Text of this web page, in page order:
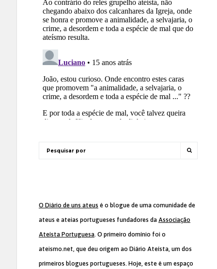
O Diário de uns ateus é o blogue de uma comunidade de
ateus e ateias portugueses fundadores da Associação
Ateísta Portuguesa. O primeiro domínio foi o
ateismo.net, que deu origem ao Diário Ateísta, um dos
primeiros blogues portugueses. Hoje, este é um espaço